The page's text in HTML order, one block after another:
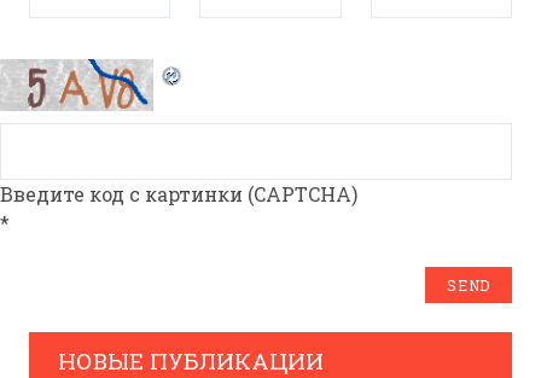
Введите код с картинки (CAPTCHA)
*
НОВЫЕ ПУБЛИКАЦИИ